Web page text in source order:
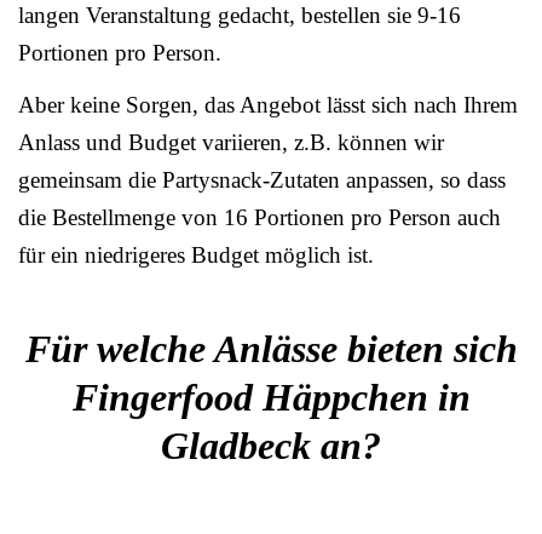
langen Veranstaltung gedacht, bestellen sie 9-16
Portionen pro Person.
Aber keine Sorgen, das Angebot lässt sich nach Ihrem
Anlass und Budget variieren, z.B. können wir
gemeinsam die Partysnack-Zutaten anpassen, so dass
die Bestellmenge von 16 Portionen pro Person auch
für ein niedrigeres Budget möglich ist.
Für welche Anlässe bieten sich
Fingerfood Häppchen in
Gladbeck an?